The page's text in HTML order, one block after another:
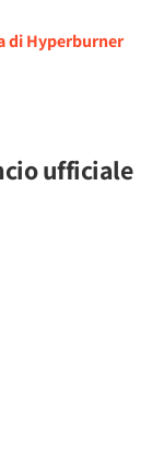
di Hyperburner
ufficiale